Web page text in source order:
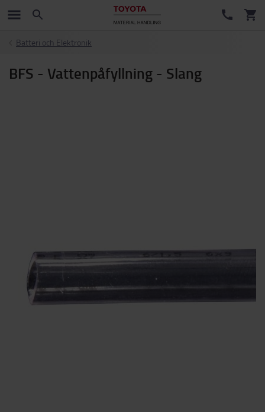
Batteri och Elektronik
BFS - Vattenpåfyllning - Slang